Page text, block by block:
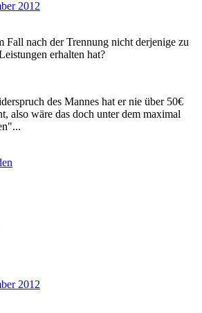
2012
Fall nach der Trennung nicht derjenige zu
erhalten hat?
des Mannes hat er nie über 50€
also wäre das doch unter dem maximal
2012